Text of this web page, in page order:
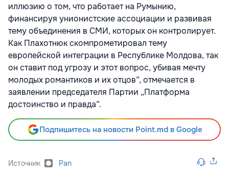
иллюзию о том, что работает на Румынию,
финансируя унионистские ассоциации и развивая
тему объединения в СМИ, которых он контролирует.
Как Плахотнюк скомпрометировал тему
европейской интеграции в Республике Молдова, так
он ставит под угрозу и этот вопрос, убивая мечту
молодых романтиков и их отцов”, отмечается в
заявлении председателя Партии „Платформа
достоинство и правда”.
Подпишитесь на новости Point.md в Google
Источник Pan